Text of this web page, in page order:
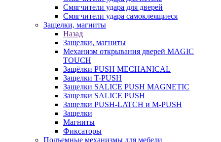
Смягчители удара для дверей
Cмягчители удара самоклеящиеся
Защелки, магниты
Назад
Защелки, магниты
Механизм открывания дверей MAGIC
TOUCH
Защёлки PUSH MECHANICAL
Защелки T-PUSH
Защелки SALICE PUSH MAGNETIC
Защелки SALICE PUSH
Защелки PUSH-LATCH и M-PUSH
Защелки
Магниты
Фиксаторы
Подъемные механизмы для мебели